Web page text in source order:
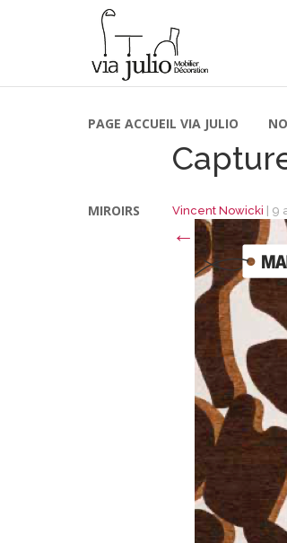
PAGE ACCUEIL VIA JULIO
MIROIRS Vincent Nowicki 9
←